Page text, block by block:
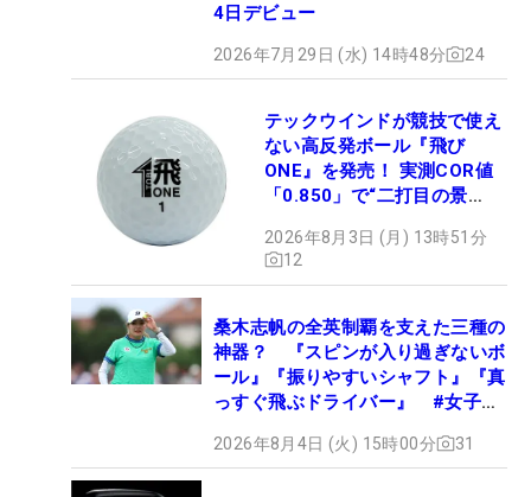
4日デビュー
2026年7月29日 (水) 14時48分 24
テックウインドが競技で使え
ない高反発ボール『飛び
ONE』を発売！ 実測COR値
「0.850」で“二打目の景
2026年8月3日 (月) 13時51分
12
桑木志帆の全英制覇を支えた三種の
神器？ 『スピンが入り過ぎないボ
ール』『振りやすいシャフト』『真
っすぐ飛ぶドライバー』 #女子プ
2026年8月4日 (火) 15時00分 31